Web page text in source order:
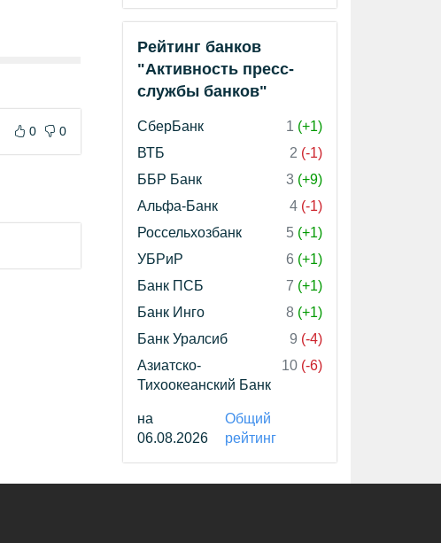
0 0
Рейтинг банков
"Активность пресс-
службы банков"
СберБанк 1 (+1)
ВТБ
2 (-1)
ББР Банк
3 (+9)
Альфа-Банк
4 (-1)
Россельхозбанк
5 (+1)
УБРиР
6 (+1)
Банк ПСБ
7 (+1)
Банк Инго
8 (+1)
Банк Уралсиб
9 (-4)
Азиатско-
Тихоокеанский Банк
10 (-6)
на
06.08.2026
Общий
рейтинг